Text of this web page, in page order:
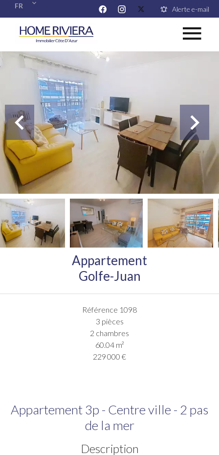
FR Alerte e-mail
Appartement
Golfe-Juan
Référence 1098
3 pièces
2 chambres
60.04m²
229 000 €
Appartement 3p - Centre ville - 2 pas
de la mer
Description